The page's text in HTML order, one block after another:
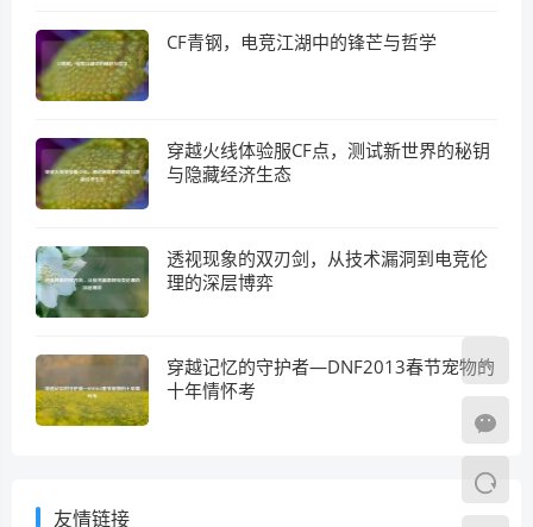
CF青钢，电竞江湖中的锋芒与哲学
穿越火线体验服CF点，测试新世界的秘钥
与隐藏经济生态
透视现象的双刃剑，从技术漏洞到电竞伦
理的深层博弈
穿越记忆的守护者—DNF2013春节宠物的
十年情怀考
友情链接